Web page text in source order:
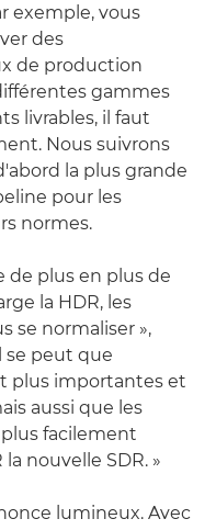
exemple, vous
des
de production
gammes
livrables, il faut
Nous suivrons
la plus grande
pour les
normes.
de plus en plus de
la HDR, les
se normaliser »,
se peut que
plus importantes et
aussi que les
facilement
nouvelle SDR. »
lumineux. Avec